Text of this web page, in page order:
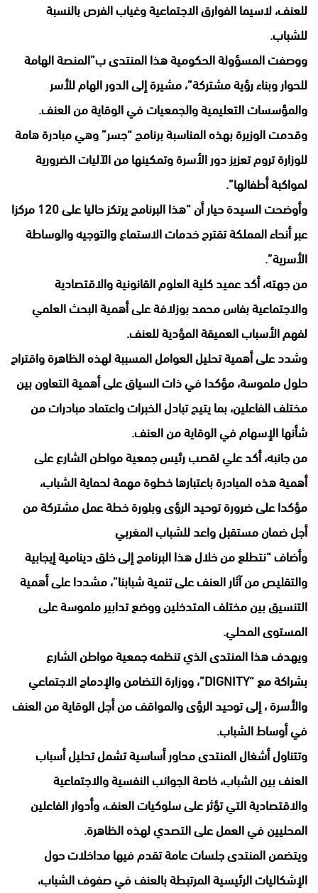
للعنف، لاسيما الفوارق الاجتماعية وغياب الفرص بالنسبة
للشباب.
ووصفت المسؤولة الحكومية هذا المنتدى ب”المنصة الهامة
للحوار وبناء رؤية مشتركة”، مشيرة إلى الدور الهام للأسر
والمؤسسات التعليمية والجمعيات في الوقاية من العنف.
وقدمت الوزيرة بهذه المناسبة برنامج “جسر” وهي مبادرة هامة
للوزارة تروم تعزيز دور الأسرة وتمكينها من الآليات الضرورية
لمواكبة أطفالها”.
وأوضحت السيدة حيار أن “هذا البرنامج يرتكز حاليا على 120 مركزا
عبر أنحاء المملكة تقترح خدمات الاستماع والتوجيه والوساطة
الأسرية”.
من جهته، أكد عميد كلية العلوم القانونية والاقتصادية
والاجتماعية بفاس محمد بوزلافة على أهمية البحث العلمي
لفهم الأسباب العميقة المؤدية للعنف.
وشدد على أهمية تحليل العوامل المسببة لهذه الظاهرة واقتراح
حلول ملموسة، مؤكدا في ذات السياق على أهمية التعاون بين
مختلف الفاعلين، بما يتيح تبادل الخبرات واعتماد مبادرات من
شأنها الإسهام في الوقاية من العنف.
من جانبه، أكد علي لقصب رئيس جمعية مواطن الشارع على
أهمية هذه المبادرة باعتبارها خطوة مهمة لحماية الشباب،
مؤكدا على ضرورة توحيد الرؤى وبلورة خطة عمل مشتركة من
أجل ضمان مستقبل واعد للشباب المغربي
وأضاف “نتطلع من خلال هذا البرنامج إلى خلق دينامية إيجابية
والتقليص من آثار العنف على تنمية شبابنا”، مشددا على أهمية
التنسيق بين مختلف المتدخلين ووضع تدابير ملموسة على
المستوى المحلي.
ويهدف هذا المنتدى الذي تنظمه جمعية مواطن الشارع
بشراكة مع “DIGNITY”، ووزارة التضامن والإدماج الاجتماعي
والأسرة ، إلى توحيد الرؤى والمواقف من أجل الوقاية من العنف
في أوساط الشباب.
وتتناول أشغال المنتدى محاور أساسية تشمل تحليل أسباب
العنف بين الشباب، خاصة الجوانب النفسية والاجتماعية
والاقتصادية التي تؤثر على سلوكيات العنف، وأدوار الفاعلين
المحليين في العمل على التصدي لهذه الظاهرة.
ويتضمن المنتدى جلسات عامة تقدم فيها مداخلات حول
الإشكاليات الرئيسية المرتبطة بالعنف في صفوف الشباب،